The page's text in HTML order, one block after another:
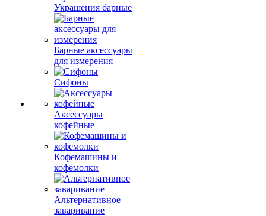
Украшения барные
Барные аксессуары
для измерения
Сифоны
Аксессуары
кофейные
Кофемашины и
кофемолки
Альтернативное
заваривание